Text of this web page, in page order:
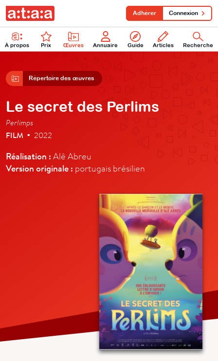
À propos Prix Œuvres Annuaire Guide Articles Recherche
Adhérer Connexion
Répertoire des œuvres
Le secret des Perlims
Perlimps
FILM • 2022
Réalisation : Alê Abreu
Version originale : portugais brésilien